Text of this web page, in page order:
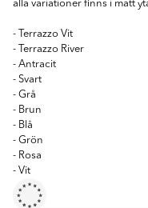
alla variationer finns i matt
- Terrazzo Vit
- Terrazzo River
- Antracit
- Svart
- Grå
- Brun
- Blå
- Grön
- Rosa
- Vit